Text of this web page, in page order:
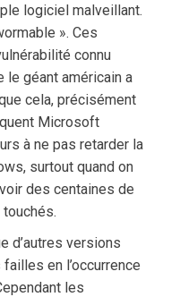
logiciel malveillant.
». Ces
connu
le géant américain a
cela, précisément
Microsoft
à ne pas retarder la
surtout quand on
des centaines de
d’autres versions
en l’occurrence
les